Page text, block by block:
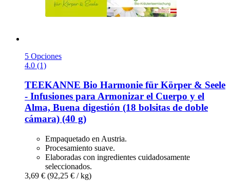
5 Opciones
4.0 (1)
TEEKANNE Bio Harmonie für Körper & Seele
-​ Infusiones para Armonizar el Cuerpo y el
Alma, Buena digestión (18 bolsitas de doble
cámara) (40 g)
Empaquetado en Austria.
Procesamiento suave.
Elaboradas con ingredientes cuidadosamente
seleccionados.
3,69 € (92,25 € / kg)